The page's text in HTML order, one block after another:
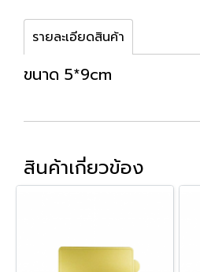
รายละเอียดสินค้า
ขนาด 5*9cm
สินค้าเกี่ยวข้อง